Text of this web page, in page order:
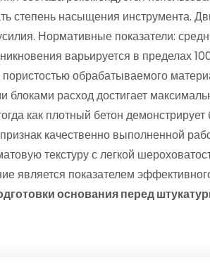
степень насыщения инструмента.
Нормативные показатели:
варьируется в пределах
обрабатываемого
блоками расход достигает
как плотный бетон
качественно выполненной
текстуру с легкой
является показателем
основания перед